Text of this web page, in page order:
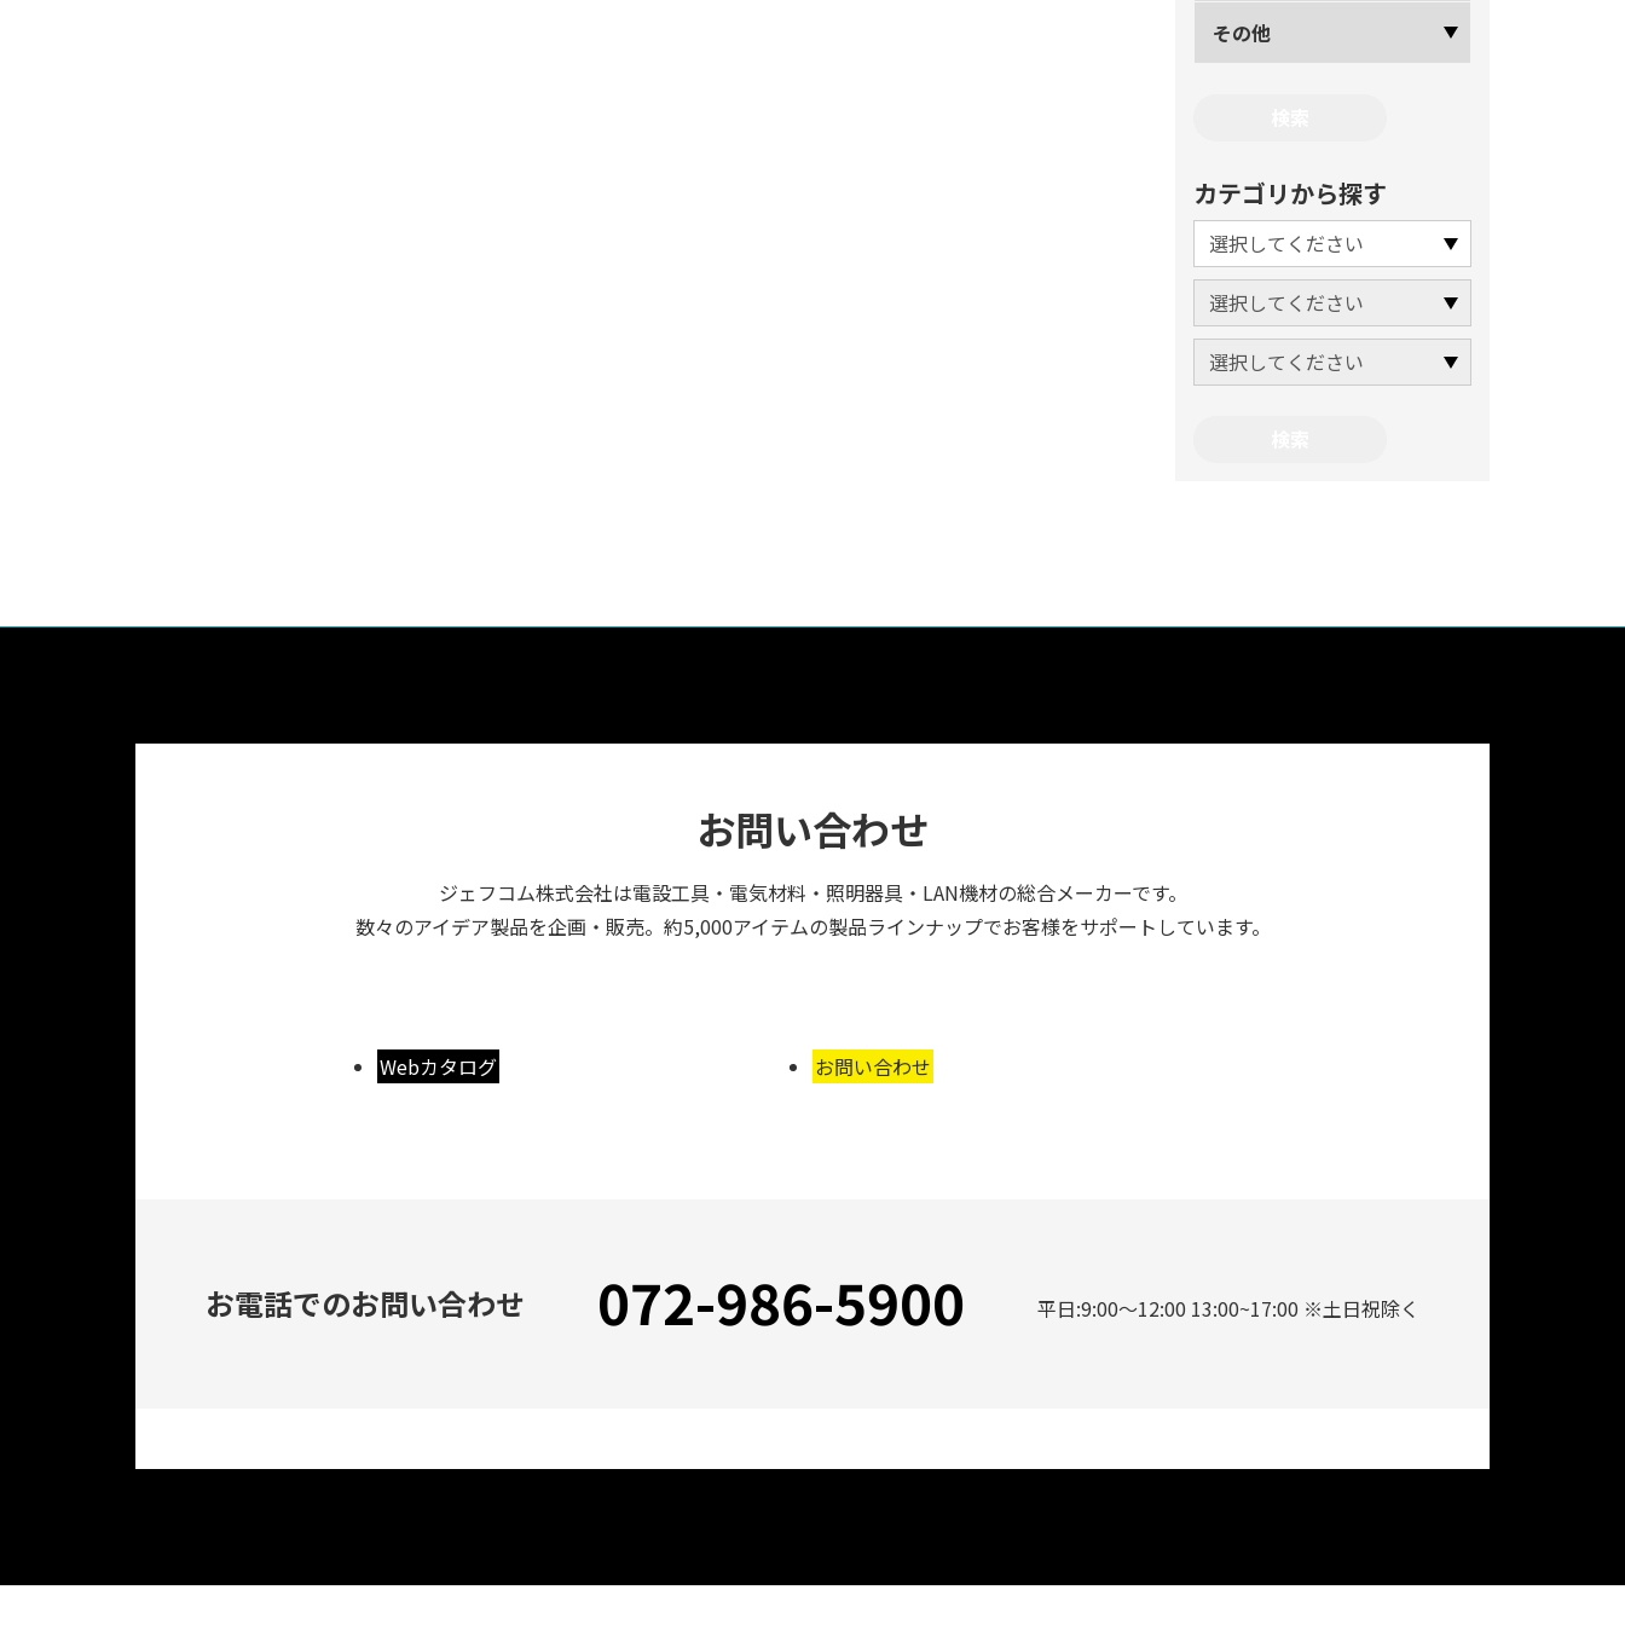
その他
カテゴリから探す
お問い合わせ
ジェフコム株式会社は電設工具・電気材料・照明器具・LAN機材の総合メーカーです。
数々のアイデア製品を企画・販売。約5,000アイテムの製品ラインナップでお客様をサポートしています。
Webカタログ お問い合わせ
お電話でのお問い合わせ 072-986-5900 平日:9:00～12:00 13:00~17:00 ※土日祝除く